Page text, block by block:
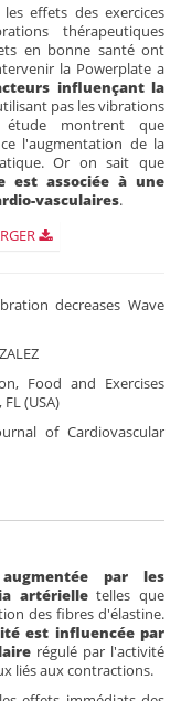
effets des exercices
thérapeutiques
en bonne santé ont
la Powerplate a
influençant la
pas les vibrations
étude montrent que
l'augmentation de la
Or on sait que
est associée à une
vasculaires.
decreases Wave
Food and Exercises
(USA)
of Cardiovascular
par les
artérielletelles que
des fibres d'élastine.
est influencée par
régulé par l'activité
liés aux contractions.